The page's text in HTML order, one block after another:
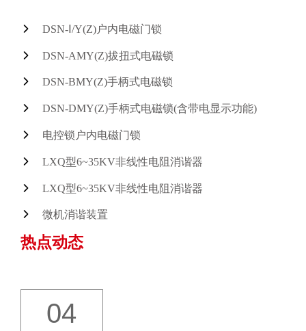
DSN-Ⅰ/Y(Z)户内电磁门锁
DSN-AMY(Z)拔扭式电磁锁
DSN-BMY(Z)手柄式电磁锁
DSN-DMY(Z)手柄式电磁锁(含带电显示功能)
电控锁户内电磁门锁
LXQ型6~35KV非线性电阻消谐器
LXQ型6~35KV非线性电阻消谐器
微机消谐装置
热点动态
04